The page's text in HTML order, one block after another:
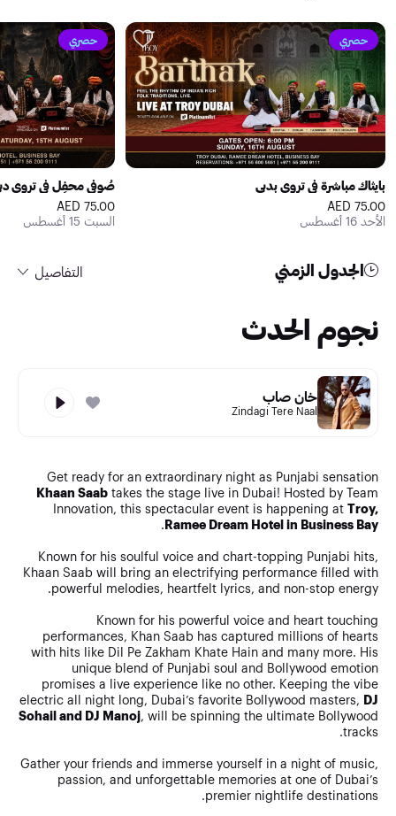
حصري
بايثاك مباشرة في تروي بدبي
75.00 AED
الأحد 16 أغسطس
حصري
صُوفي محفِل في تروي
75.00 AED
السبت 15 أغسطس
الجدول الزمني التفاصيل
نجوم الحدث
خان صاب
Zindagi Tere Naal
Get ready for an extraordinary night as Punjabi sensation
Khaan Saab takes the stage live in Dubai! Hosted by Team
Innovation, this spectacular event is happening at Troy,
Ramee Dream Hotel in Business Bay
.
Known for his soulful voice and chart-topping Punjabi hits,
Khaan Saab will bring an electrifying performance filled with
powerful melodies, heartfelt lyrics, and non-stop energy.
Known for his powerful voice and heart touching
performances, Khan Saab has captured millions of hearts
with hits like Dil Pe Zakham Khate Hain and many more. His
unique blend of Punjabi soul and Bollywood emotion
promises a live experience like no other. Keeping the vibe
electric all night long, Dubai’s favorite Bollywood masters, DJ
Sohail and DJ Manoj, will be spinning the ultimate Bollywood
tracks.
Gather your friends and immerse yourself in a night of music,
passion, and unforgettable memories at one of Dubai’s
premier nightlife destinations.